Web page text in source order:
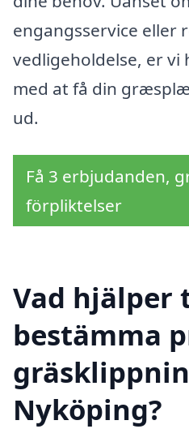
engangsservice eller
vedligeholdelse, er
med at få din
ud.
Få 3 erbjudanden,
förpliktelser
Vad
bestämma
Nyköping?